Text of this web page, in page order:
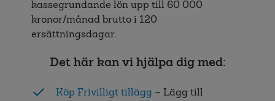
kassegrundande lön upp till 60 000
kronor/månad brutto i 120
ersättningsdagar.
Det här kan vi hjälpa dig med:
Köp Frivilligt tillägg – Lägg till